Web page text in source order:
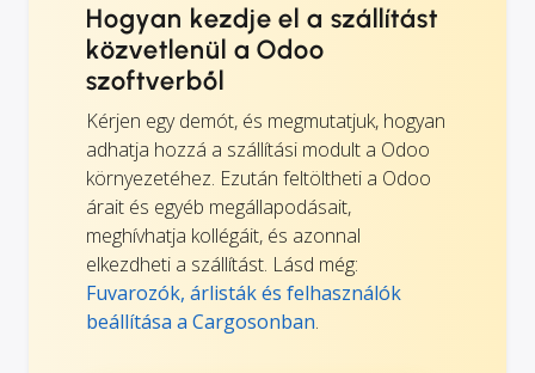
Hogyan kezdje el a szállítást
közvetlenül a Odoo
szoftverből
Kérjen egy demót, és megmutatjuk, hogyan
adhatja hozzá a szállítási modult a Odoo
környezetéhez. Ezután feltöltheti a Odoo
árait és egyéb megállapodásait,
meghívhatja kollégáit, és azonnal
elkezdheti a szállítást. Lásd még:
Fuvarozók, árlisták és felhasználók
beállítása a Cargosonban.